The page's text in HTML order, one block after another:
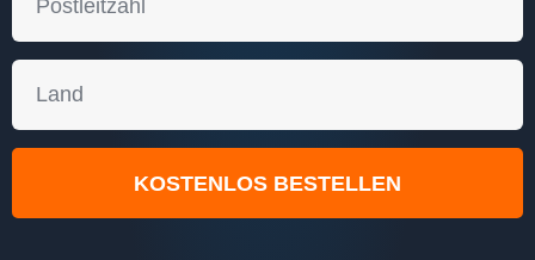
KOSTENLOS BESTELLEN